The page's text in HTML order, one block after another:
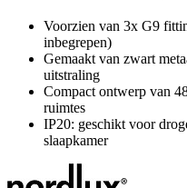
Voorzien van 3x G9
inbegrepen)
Gemaakt van zwart
uitstraling
Compact ontwerp van
ruimtes
IP20: geschikt voor
slaapkamer